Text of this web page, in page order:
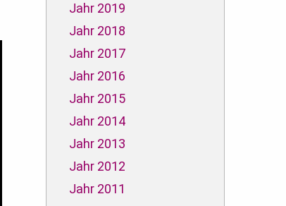
Jahr 2019
Jahr 2018
Jahr 2017
Jahr 2016
Jahr 2015
Jahr 2014
Jahr 2013
Jahr 2012
Jahr 2011